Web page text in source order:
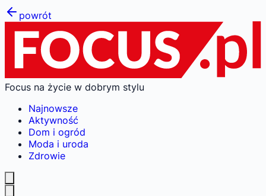
powrót
Focus na życie w dobrym stylu
Najnowsze
Aktywność
Dom i ogród
Moda i uroda
Zdrowie